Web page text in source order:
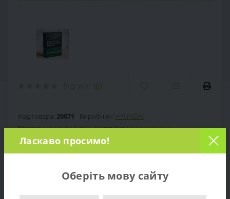
(0)
Код товара: 20071 Виробник: HYUNDAI
Модель:Hyundai S 500 Наявність:Є в наявності
Ціна: 650 грн.
Кількість:
Ласкаво просимо!
Оберіть мову сайту